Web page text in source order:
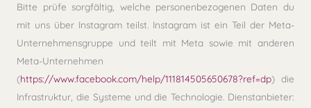
Bitte prüfe sorgfältig, welche personenbezogenen Daten du
mit uns über Instagram teilst. Instagram ist ein Teil der Meta-
Unternehmensgruppe und teilt mit Meta sowie mit anderen
Meta-Unternehmen
(https://www.facebook.com/help/111814505650678?ref=dp) die
Infrastruktur, die Systeme und die Technologie. Dienstanbieter: